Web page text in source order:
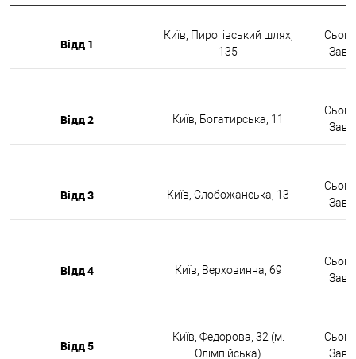
Відд 1
Київ, Пирогівський шлях,
135
Відд 2 Київ, Богатирська, 11
Відд 3 Київ, Слобожанська, 13
Відд 4 Київ, Верховинна, 69
Відд 5
Київ, Федорова, 32 (м.
Олімпійська)